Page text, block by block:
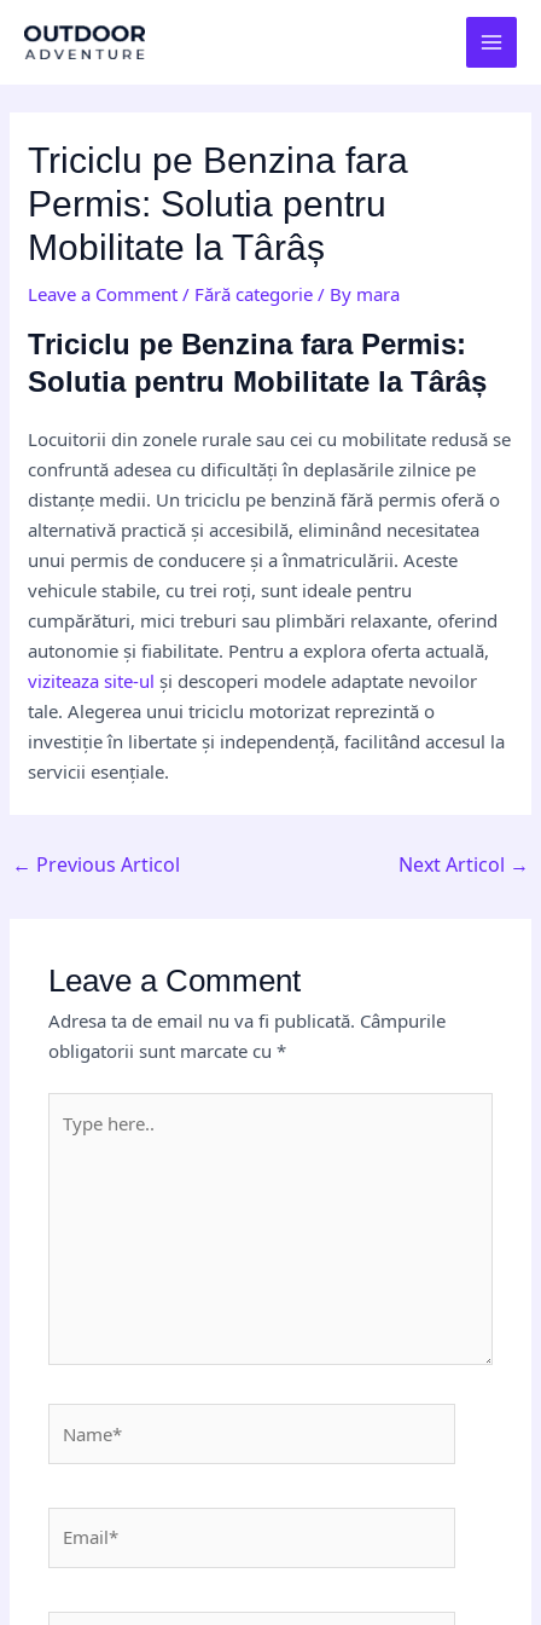
Triciclu pe Benzina fara
Permis: Solutia pentru
Mobilitate la Târâș
Leave a Comment / Fără categorie / By mara
Triciclu pe Benzina fara Permis:
Solutia pentru Mobilitate la Târâș
Locuitorii din zonele rurale sau cei cu mobilitate redusă se
confruntă adesea cu dificultăți în deplasările zilnice pe
distanțe medii. Un triciclu pe benzină fără permis oferă o
alternativă practică și accesibilă, eliminând necesitatea
unui permis de conducere și a înmatriculării. Aceste
vehicule stabile, cu trei roți, sunt ideale pentru
cumpărături, mici treburi sau plimbări relaxante, oferind
autonomie și fiabilitate. Pentru a explora oferta actuală,
viziteaza site-ul și descoperi modele adaptate nevoilor
tale. Alegerea unui triciclu motorizat reprezintă o
investiție în libertate și independență, facilitând accesul la
servicii esențiale.
navigation
← Previous Articol Next Articol →
Leave a Comment
Adresa ta de email nu va fi publicată. Câmpurile
obligatorii sunt marcate cu*
here..